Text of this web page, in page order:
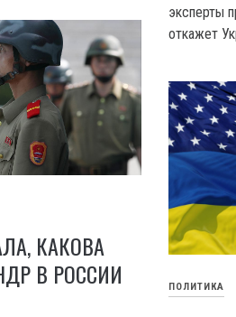
эксперты
откажет
КАКОВА
В РОССИИ
ПОЛИТИКА